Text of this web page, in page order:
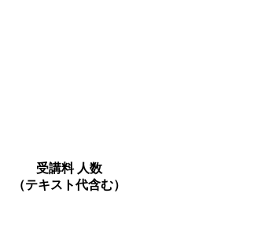
受講料 人数
（テキスト代含む）